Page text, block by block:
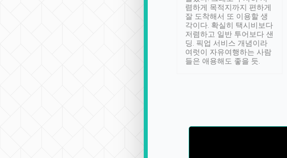
렴하게 목적지까지 편하게
잘 도착해서 또 이용할 생
각이다. 확실히 택시비보다
저렴하고 일반 투어보다 샌
딩. 픽업 서비스 개념이라
여럿이 자유여행하는 사람
들은 애용해도 좋을 듯.